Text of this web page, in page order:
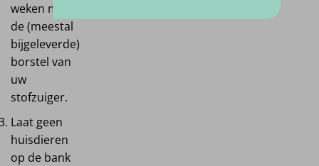
weken met
de (meestal
bijgeleverde)
borstel van
uw
stofzuiger.
Laat geen
huisdieren
op de bank